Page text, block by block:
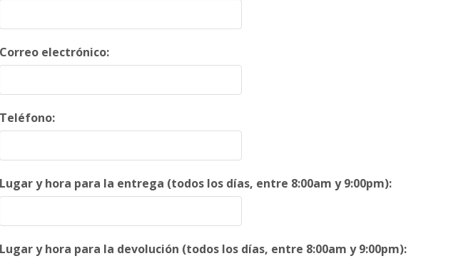
Correo electrónico:
Teléfono:
Lugar y hora para la entrega (todos los días, entre 8:00am y 9:00pm):
Lugar y hora para la devolución (todos los días, entre 8:00am y 9:00pm):